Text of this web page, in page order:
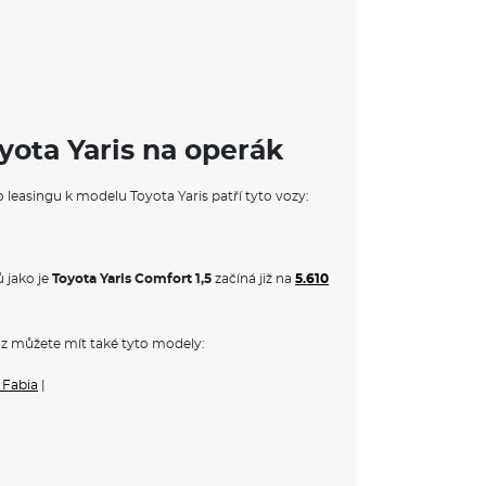
parkovací brzdy
efektivity a stylu. Tento model je známý
Yaris na operák
k modelu Toyota Yaris patří tyto vozy:
jako je Toyota Yaris Comfort 1,5 začíná již na 5.610
můžete mít také tyto modely: